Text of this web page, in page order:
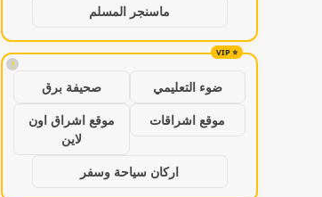
ماسنجر المسلم
!
ضوء التعليمي
صحيفة برق
موقع اشراقات
موقع اشراق اون
لاين
اركان سياحة وسفر